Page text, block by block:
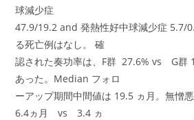
球減少症
47.9/19.2 and 発熱性好中球減少症 5.7/
る死亡例はなし。 確
認された奏功率は、F群 27.6% vs G群
あった。Median フォロ
ーアップ期間中間値は 19.5 ヵ月。無憎悪
6.4ヵ月 vs 3.4 ヵ